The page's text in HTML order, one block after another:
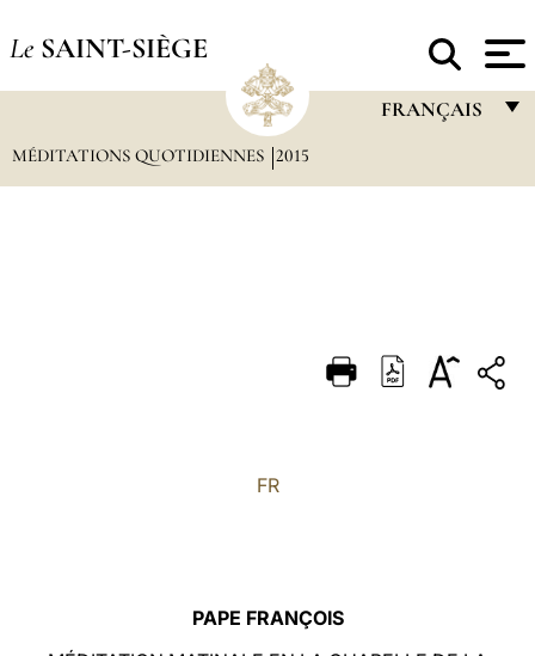
Le SAINT-SIÈGE
FRANÇAIS
DEUTSCH
MÉDITATIONS QUOTIDIENNES 2015
FR
PAPE FRANÇOIS